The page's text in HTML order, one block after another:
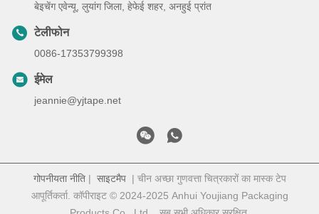
बेइचेंग एवेन्यू, लुयांग जिला, हेफेई शहर, अनहुई प्रांत
टेलीफोन
0086-17353799398
ईमेल
jeannie@yjtape.net
गोपनीयता नीति| साइटमैप| चीन अच्छा गुणवत्ता चित्रकारों का मास्क टेप
आपूर्तिकर्ता. कॉपीराइट © 2024-2025 Anhui Youjiang Packaging